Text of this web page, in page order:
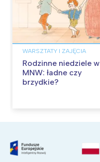
WARSZTATY I ZAJĘCIA
Rodzinne niedziele w
MNW: ładne czy
brzydkie?